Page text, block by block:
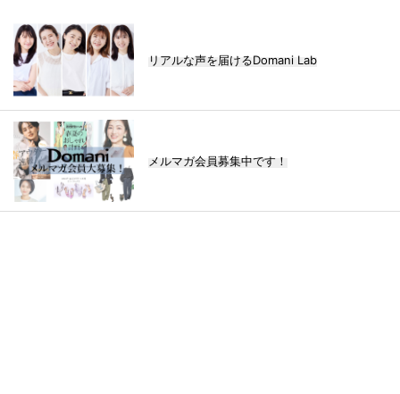
リアルな声を届けるDomani Lab
メルマガ会員募集中です！